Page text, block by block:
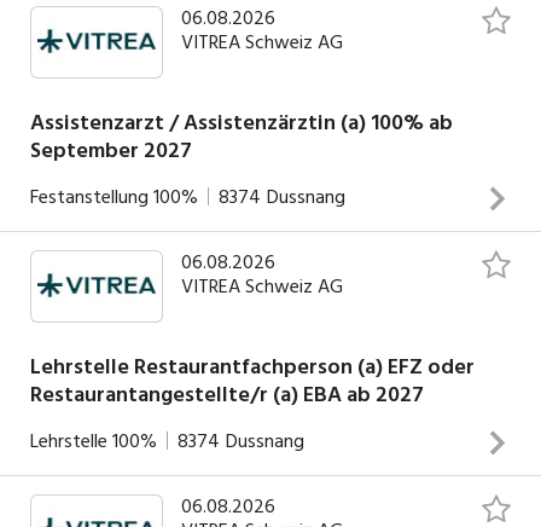
06.08.2026
VITREA Schweiz AG
Assistenzarzt / Assistenzärztin (a) 100% ab
September 2027
Festanstellung100% 8374 Dussnang
Einleitung Assistenzarzt / Assistenzärztin (a) 100% ab
September 2027Arbeitsort: Rehaklinik DussnangWo dein
Job Reha macht.Modernste Robotiktherapie für
muskuloskelettale und geriatrische Rehabilitation,
umgeben von einer wunderschönen Parklandschaft. Dazu
die erste gerontotraumatologische Rehaabteilung der
Schweiz. Das Umfeld in der Rehaklinik Dussnang tut auch
den rund 270 Mitarbeitenden gut.Hier trifft
INSERAT ANSEHEN
06.08.2026
VITREA Schweiz AG
Lehrstelle Restaurantfachperson (a) EFZ oder
Restaurantangestellte/r (a) EBA ab 2027
Lehrstelle100% 8374 Dussnang
Einleitung Lehrstelle Restaurantfachperson (a) EFZ oder
06.08.2026